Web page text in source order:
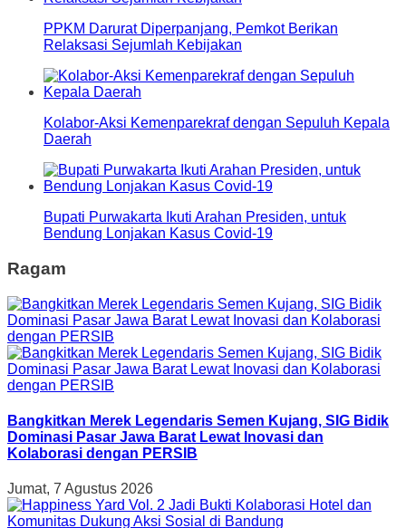
PPKM Darurat Diperpanjang, Pemkot Berikan
Relaksasi Sejumlah Kebijakan
Kolabor-Aksi Kemenparekraf dengan Sepuluh Kepala
Daerah
Bupati Purwakarta Ikuti Arahan Presiden, untuk
Bendung Lonjakan Kasus Covid-19
Ragam
Bangkitkan Merek Legendaris Semen Kujang, SIG Bidik
Dominasi Pasar Jawa Barat Lewat Inovasi dan
Kolaborasi dengan PERSIB
Jumat, 7 Agustus 2026